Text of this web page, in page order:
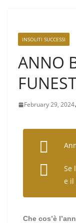
INSOLITI SUCCESSI
ANNO
February 29, 2024
Se
e il
Che cos’è